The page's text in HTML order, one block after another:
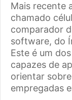
Mais recente
chamado
comparador
software, do
Este é um
capazes de
orientar
empregadas